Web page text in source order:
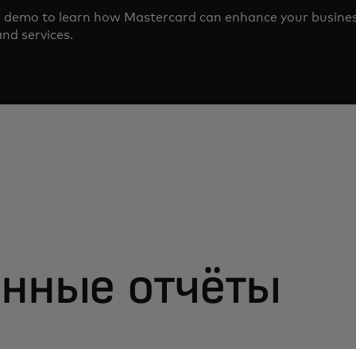
demo to learn how Mastercard can enhance your
services.
отчёты